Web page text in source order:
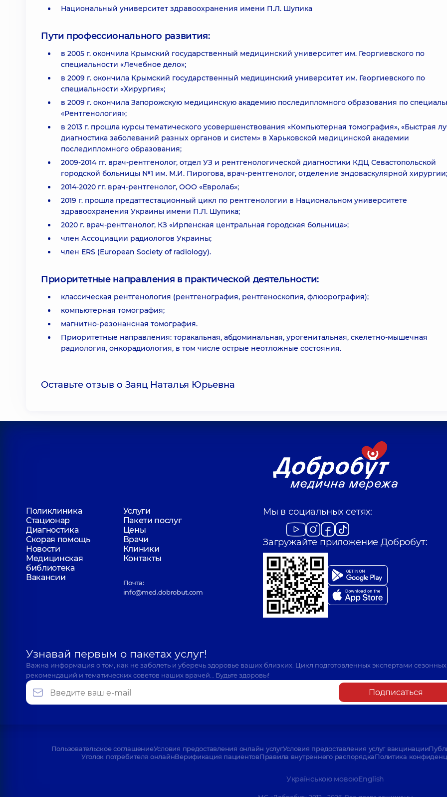
Национальный университет здравоохранения имени П.Л. Шупика
Пути профессионального развития:
в 2005 г. окончила Крымский государственный медицинский университет им. Георгиевского по
специальности «Лечебное дело»;
в 2009 г. окончила Крымский государственный медицинский университет им. Георгиевского по
специальности «Хирургия»;
в 2009 г. окончила Запорожскую медицинскую академию последипломного образования по
«Рентгенология»;
в 2013 г. прошла курсы тематического усовершенствования «Компьютерная томография», «Быстрая
диагностика заболеваний разных органов и систем» в Харьковской медицинской академии
последипломного образования;
2009-2014 гг. врач-рентгенолог, отдел УЗ и рентгенологической диагностики КДЦ Севастопольской
городской больницы №1 им. М.И. Пирогова, врач-рентгенолог, отделение эндоваскулярной хирургии;
2014-2020 гг. врач-рентгенолог, ООО «Евролаб»;
2019 г. прошла предаттестационный цикл по рентгенологии в Национальном университете
здравоохранения Украины имени П.Л. Шупика;
2020 г. врач-рентгенолог, КЗ «Ирпенская центральная городская больница»;
член Ассоциации радиологов Украины;
член ERS (European Society of radiology).
Приоритетные направления в практической деятельности:
классическая рентгенология (рентгенография, рентгеноскопия, флюорография);
компьютерная томография;
магнитно-резонансная томография.
Приоритетные направления: торакальная, абдоминальная, урогенитальная, скелетно-мышечная
радиология, онкорадиология, в том числе острые неотложные состояния.
Оставьте отзыв о Заяц Наталья Юрьевна
Поликлиника
Услуги
Стационар
Пакети послуг
Диагностика
Цены
Скорая помощь
Врачи
Новости
Клиники
Медицинская
библиотека
Контакты
Вакансии
Почта:
info@med.dobrobut.com
Мы в социальных сетях:
Загружайте приложение Добробут:
Узнавай первым о пакетах услуг!
Важна информация о том, как не заболеть и уберечь здоровье ваших близких. Цикл подготовленных экспертами сезонных
рекомендаций и тематических советов наших врачей… Будьте здоровы!
Подписаться
Пользовательское соглашениеУсловия предоставления онлайн услугУсловия предоставления услуг вакцинации
Уголок потребителя онлайнВерификация пациентовПравила внутреннего распорядкаПолитика
Українською мовоюEnglish